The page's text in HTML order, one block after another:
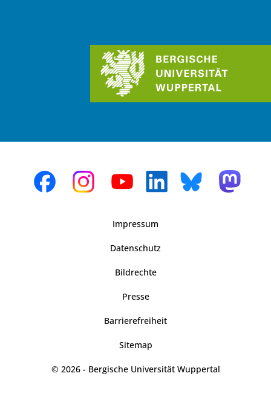
Impressum
Datenschutz
Bildrechte
Presse
Barrierefreiheit
Sitemap
© 2026 - Bergische Universität Wuppertal